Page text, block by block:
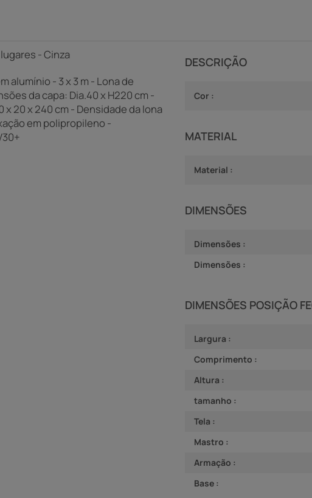
- Cinza
alumínio - 3 x 3 m - Lona de
da capa: Dia.40 x H220 cm -
20 x 240 cm - Densidade da lona
em polipropileno -
DESCRIÇÃO
Cor :
MATERIAL
Material :
DIMENSÕES
Dimensões :
Dimensões :
DIMENSÕES POSIÇÃO
Largura :
Comprimento :
Altura :
tamanho :
Tela :
Mastro :
Armação :
Base :